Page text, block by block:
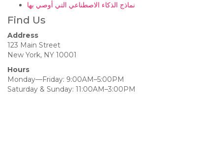
نماذج الذكاء الاصطناعي التي أوصي بها
Find Us
Address
123 Main Street
New York, NY 10001
Hours
Monday—Friday: 9:00AM–5:00PM
Saturday & Sunday: 11:00AM–3:00PM